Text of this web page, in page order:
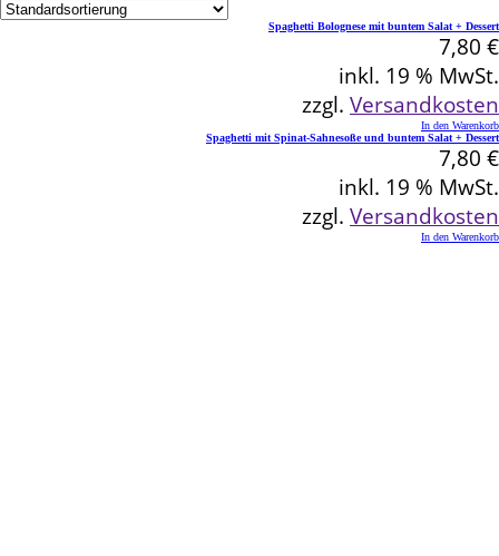
Spaghetti Bolognese mit buntem Salat + Dessert
7,80 €
inkl. 19 % MwSt.
zzgl. Versandkosten
In den Warenkorb
Spaghetti mit Spinat-Sahnesoße und buntem Salat + Dessert
7,80 €
inkl. 19 % MwSt.
zzgl. Versandkosten
In den Warenkorb